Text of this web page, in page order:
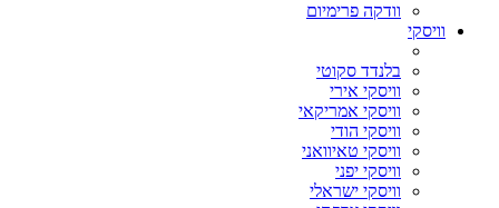
וודקה פרימיום
וויסקי
בלנדד סקוטי
וויסקי אירי
וויסקי אמריקאי
וויסקי הודי
וויסקי טאיוואני
וויסקי יפני
וויסקי ישראלי